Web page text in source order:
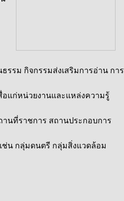
รม กิจกรรมส่งเสริมการอ่าน การ
ก่หน่วยงานและแหล่งความรู้
ที่ราชการ สถานประกอบการ
กลุ่มดนตรี กลุ่มสิ่งแวดล้อม